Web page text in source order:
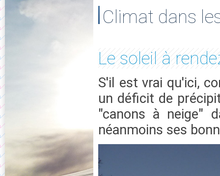
Climat dans
Le soleil à
S'il est vrai qu'ici,
un déficit de
"canons à neige"
néanmoins ses